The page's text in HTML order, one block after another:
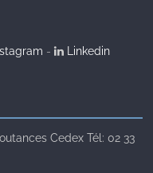
- Linkedin
Cedex Tél: 02 33